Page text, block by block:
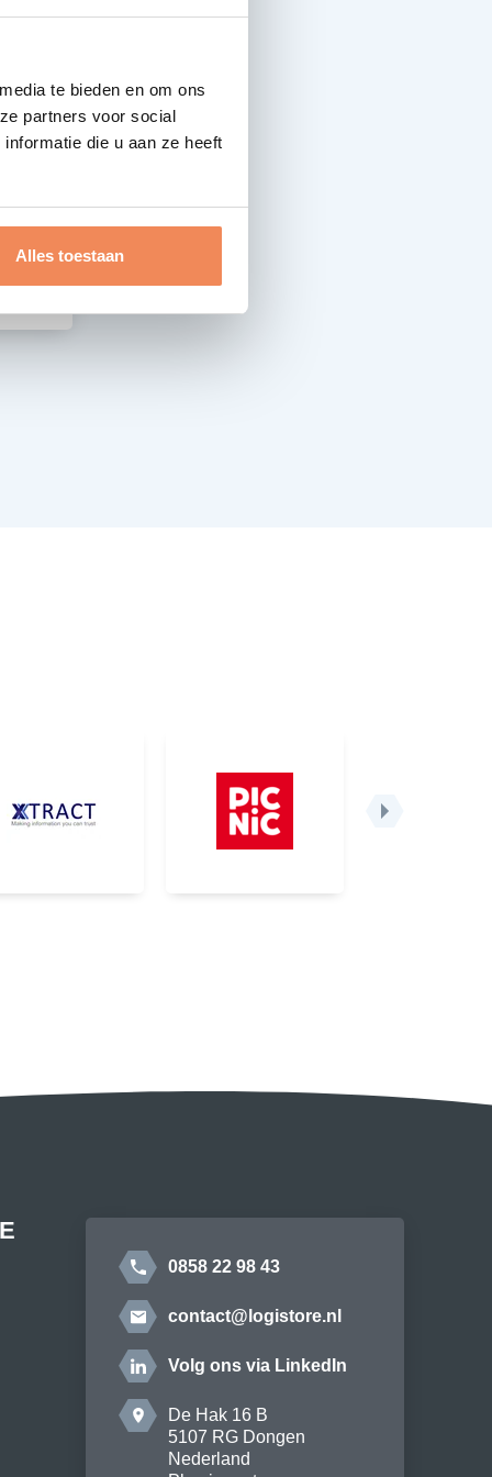
te bieden en om ons
partners voor social
die u aan ze heeft
Alles toestaan
0858 22 98 43
contact@logistore.nl
Volg ons via LinkedIn
De Hak 16 B
5107 RG Dongen
Nederland